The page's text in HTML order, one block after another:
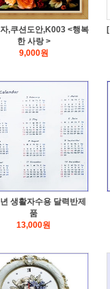
,쿠션도안,K003 <행복
한 사랑 >
9,000원
생활자수용 달력반제
품
13,000원